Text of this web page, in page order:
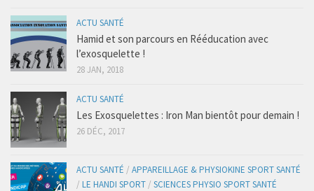
Viscéral
Tissulaire
TMO
Techniques Réflexes
Trigers points
ACTU SANTÉ
Hamid et son parcours en Rééducation avec
l’exosquelette !
28 JAN, 2018
ACTU SANTÉ
Les Exosquelettes : Iron Man bientôt pour demain !
26 DÉC, 2017
ACTU SANTÉ / APPAREILLAGE & PHYSIOKINE SPORT SANTÉ
/ LE HANDI SPORT / SCIENCES PHYSIO SPORT SANTÉ